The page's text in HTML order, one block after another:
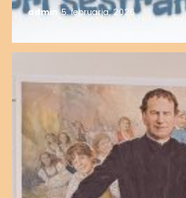
admin 5. februarja, 2026